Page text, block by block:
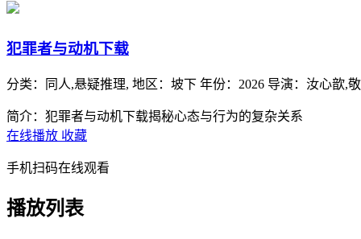
犯罪者与动机下载
分类： 同人,悬疑推理, 地区： 坡下 年份： 2026 导演： 汝心歆,
简介：犯罪者与动机下载揭秘心态与行为的复杂关系
在线播放 收藏
手机扫码在线观看
播放列表